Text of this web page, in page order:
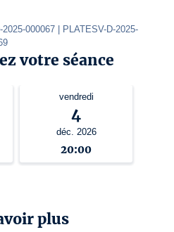
000067 | PLATESV-D-2025-
votre séance
vendredi
4
déc. 2026
20:00
plus